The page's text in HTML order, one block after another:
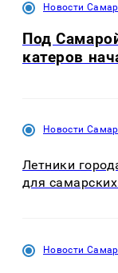
Новости
Под
катеров
Новости
Летники
для
Новости